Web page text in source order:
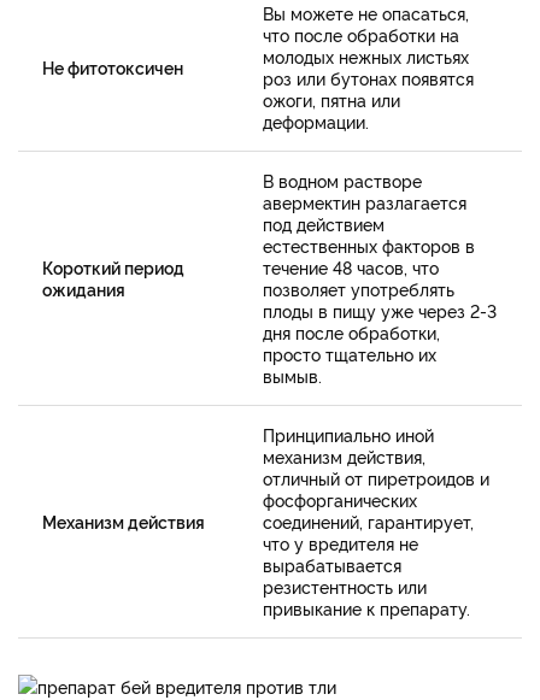
Не фитотоксичен
Вы можете не опасаться,
что после обработки на
молодых нежных листьях
роз или бутонах появятся
ожоги, пятна или
деформации.
Короткий период
ожидания
В водном растворе
авермектин разлагается
под действием
естественных факторов в
течение 48 часов, что
позволяет употреблять
плоды в пищу уже через 2-3
дня после обработки,
просто тщательно их
вымыв.
Механизм действия
Принципиально иной
механизм действия,
отличный от пиретроидов и
фосфорганических
соединений, гарантирует,
что у вредителя не
вырабатывается
резистентность или
привыкание к препарату.